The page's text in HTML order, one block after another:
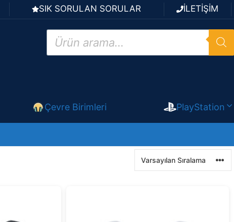
SIK SORULAN SORULAR İLETİŞİM
Products
search
Çevre Birimleri PlayStation